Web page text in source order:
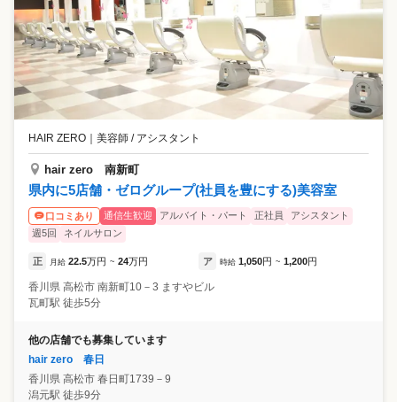
HAIR ZERO 美容師 / アシスタント
hair zero 南新町
県内に5店舗・ゼログループ(社員を豊にする)美容室
口コミあり 通信生歓迎 アルバイト・パート 正社員
アシスタント
週5回
ネイルサロン
正 月給 22.5万円 ~ 24万円 ア 時給 1,050円 ~ 1,200円
香川県 高松市 南新町10－3 ますやビル
瓦町駅 徒歩5分
他の店舗でも募集しています
hair zero 春日
香川県 高松市 春日町1739－9
潟元駅 徒歩9分